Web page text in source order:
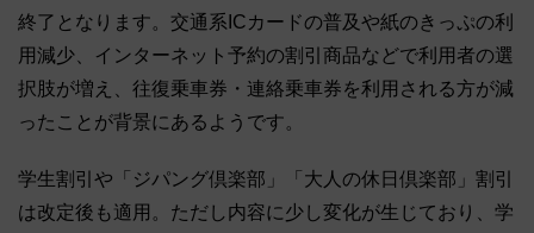
終了となります。交通系ICカードの普及や紙のきっぷの利
用減少、インターネット予約の割引商品などで利用者の選
択肢が増え、往復乗車券・連絡乗車券を利用される方が減
ったことが背景にあるようです。
学生割引や「ジパング倶楽部」「大人の休日倶楽部」割引
は改定後も適用。ただし内容に少し変化が生じており、学